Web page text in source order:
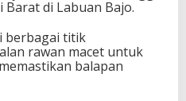
di Labuan Bajo.
berbagai titik
rawan macet untuk
balapan